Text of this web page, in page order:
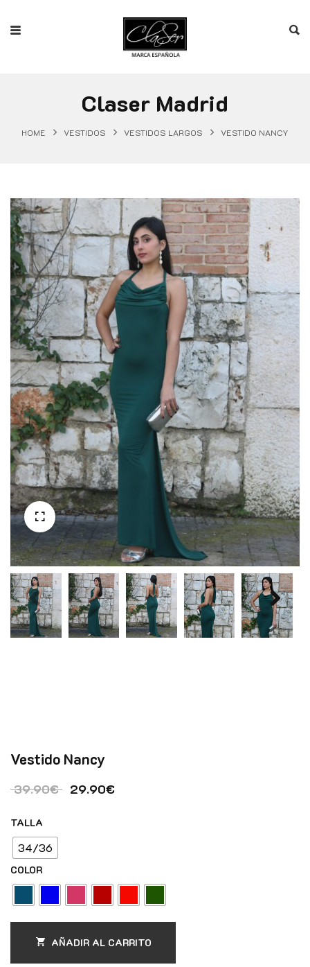
Claser Madrid
HOME VESTIDOS VESTIDOS LARGOS VESTIDO NANCY
Vestido Nancy
39.90€ El precio original era: 39.90€.
29.90€El precio actual es: 29.90€.
TALLA
34/36
COLOR
AÑADIR AL CARRITO